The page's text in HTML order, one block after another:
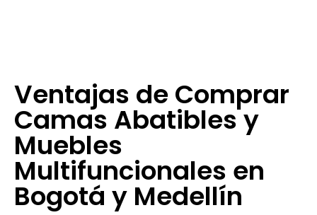
Ventajas de Comprar
Camas Abatibles y
Muebles
Multifuncionales en
Bogotá y Medellín